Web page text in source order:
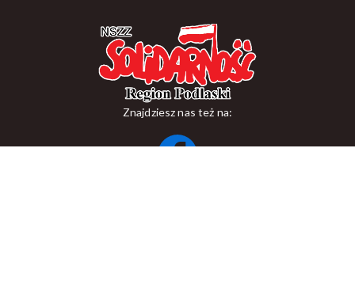
Znajdziesz nas też na: